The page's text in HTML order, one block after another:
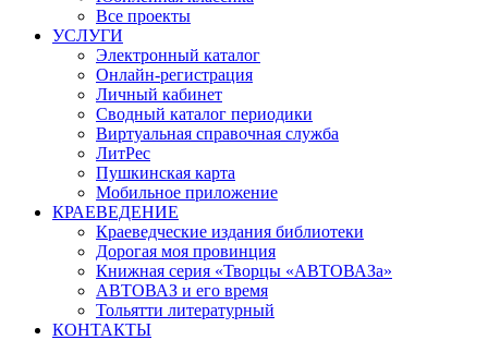
Все проекты
УСЛУГИ
Электронный каталог
Онлайн-регистрация
Личный кабинет
Сводный каталог периодики
Виртуальная справочная служба
ЛитРес
Пушкинская карта
Мобильное приложение
КРАЕВЕДЕНИЕ
Краеведческие издания библиотеки
Дорогая моя провинция
Книжная серия «Творцы «АВТОВАЗа»
АВТОВАЗ и его время
Тольятти литературный
КОНТАКТЫ